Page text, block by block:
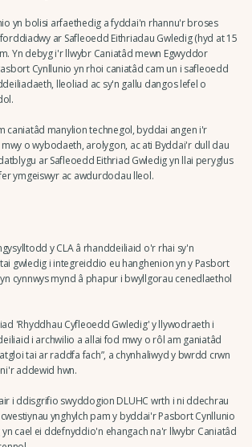
yn bolisi arfaethedig a fyddai'n rhannu'r broses
ar Safleoedd Eithriadau Gwledig (hyd at 15
Yn debyg i'r llwybr Caniatâd mewn Egwyddor
Cynllunio yn rhoi caniatâd cam un i safleoedd
lleoliad ac sy'n gallu dangos lefel o
caniatâd manylion technegol, byddai angen i'r
o wybodaeth, arolygon, ac ati Byddai'r dull dau
ar Safleoedd Eithriad Gwledig yn llai peryglus
ymgeiswyr ac awdurdodau lleol.
y CLA â rhanddeiliaid o'r rhai sy'n
gwledig i integreiddio eu hanghenion yn y Pasbort
cynnwys mynd â phapur i bwyllgorau cenedlaethol
'Rhyddhau Cyfleoedd Gwledig' y llywodraeth i
i archwilio a allai fod mwy o rôl am ganiatâd
tai ar raddfa fach”, a chynhaliwyd y bwrdd crwn
addewid hwn.
i ddisgrifio swyddogion DLUHC wrth i ni ddechrau
ynghylch pam y byddai'r Pasbort Cynllunio
yn cael ei ddefnyddio'n ehangach na'r llwybr Caniatâd